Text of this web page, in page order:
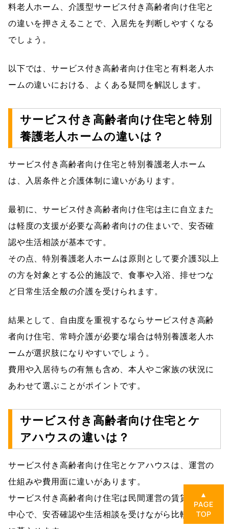
料老人ホーム、介護型サービス付き高齢者向け住宅と
の違いを押さえることで、入居先を判断しやすくなる
でしょう。
以下では、サービス付き高齢者向け住宅と有料老人ホ
ームの違いにおける、よくある疑問を解説します。
サービス付き高齢者向け住宅と特別
養護老人ホームの違いは？
サービス付き高齢者向け住宅と特別養護老人ホーム
は、入居条件と介護体制に違いがあります。
最初に、サービス付き高齢者向け住宅は主に自立また
は軽度の支援が必要な高齢者向けの住まいで、安否確
認や生活相談が基本です。
その点、特別養護老人ホームは原則として要介護3以上
の方を対象とする公的施設で、食事や入浴、排せつな
ど日常生活全般の介護を受けられます。
結果として、自由度を重視するならサービス付き高齢
者向け住宅、常時介護が必要な場合は特別養護老人ホ
ームが選択肢になりやすいでしょう。
費用や入居待ちの有無も含め、本人やご家族の状況に
あわせて選ぶことがポイントです。
サービス付き高齢者向け住宅とケ
アハウスの違いは？
サービス付き高齢者向け住宅とケアハウスは、運営の
仕組みや費用面に違いがあります。
サービス付き高齢者向け住宅は民間運営の賃貸住宅が
中心で、安否確認や生活相談を受けながら比較的自由
▲
PAGE
TOP